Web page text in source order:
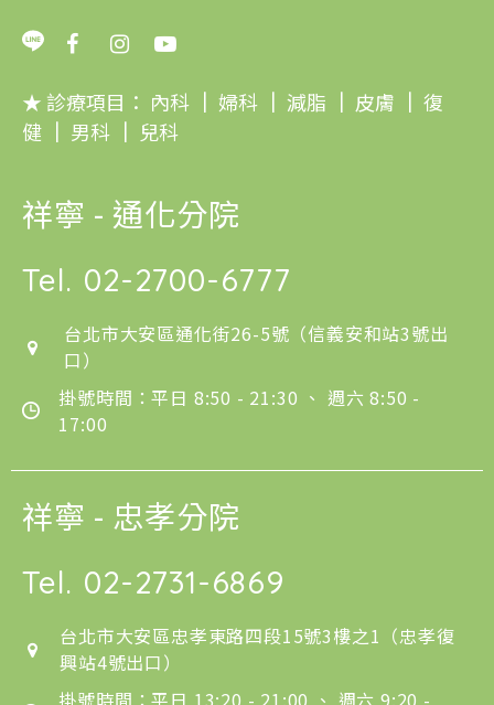
★ 診療項目： 內科 ｜ 婦科 ｜ 減脂 ｜ 皮膚 ｜ 復
健 ｜ 男科 ｜ 兒科
祥寧 - 通化分院
Tel. 02-2700-6777
台北市大安區通化街26-5號（信義安和站3號出
口）
掛號時間：平日 8:50 - 21:30 、 週六 8:50 -
17:00
祥寧 - 忠孝分院
Tel. 02-2731-6869
台北市大安區忠孝東路四段15號3樓之1（忠孝復
興站4號出口）
掛號時間：平日 13:20 - 21:00 、 週六 9:20 -